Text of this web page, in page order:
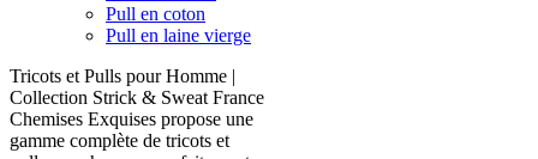
Pull en coton
Pull en laine vierge
Tricots et Pulls pour Homme |
Collection Strick & Sweat France
Chemises Exquises propose une
gamme complète de tricots et